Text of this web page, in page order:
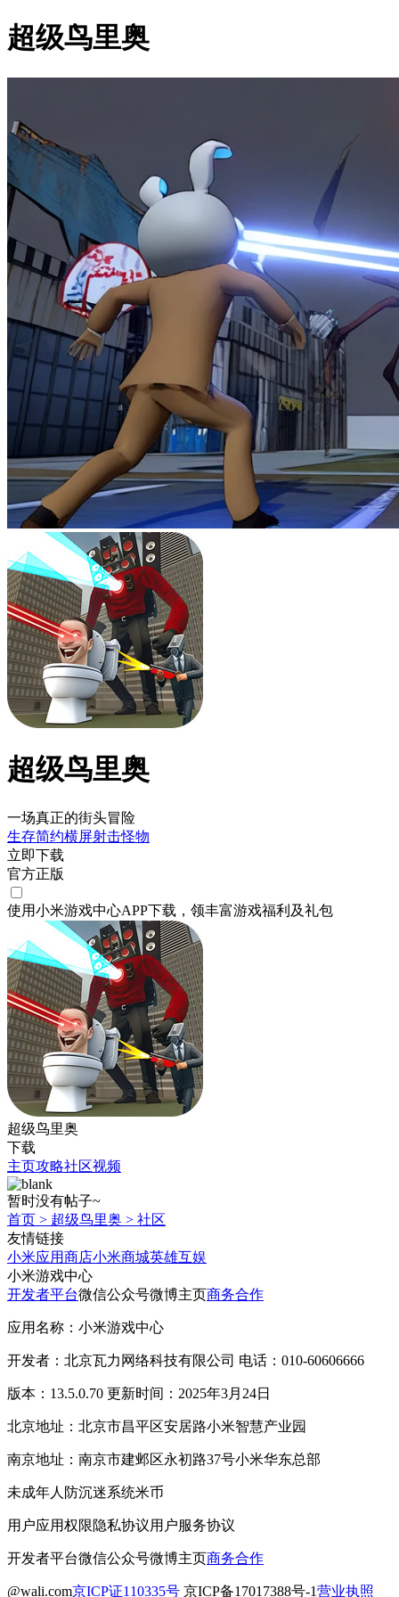
超级鸟里奥
超级鸟里奥
一场真正的街头冒险
生存简约横屏射击怪物
立即下载
官方正版
使用小米游戏中心APP下载 ，领丰富游戏福利 及礼包
超级鸟里奥
下载
主页攻略社区视频
暂时没有帖子~
首页 > 超级鸟里奥 > 社区
友情链接
小米应用商店小米商城英雄互娱
小米游戏中心
开发者平台微信公众号微博主页商务合作
应用名称：小米游戏中心
开发者：北京瓦力网络科技有限公司 电话：010-60606666
版本：13.5.0.70 更新时间：2025年3月24日
北京地址：北京市昌平区安居路小米智慧产业园
南京地址：南京市建邺区永初路37号小米华东总部
未成年人防沉迷系统米币
用户应用权限隐私协议用户服务协议
开发者平台微信公众号微博主页商务合作
@wali.com京ICP证110335号 京ICP备17017388号-1营业执照